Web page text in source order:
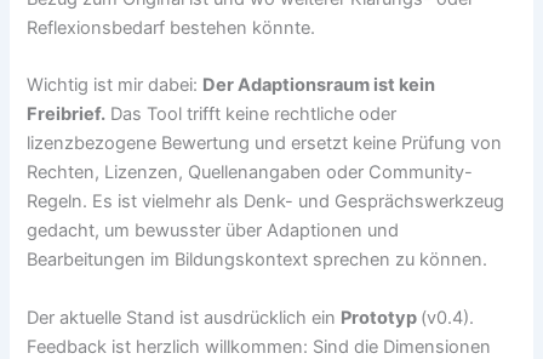
Reflexionsbedarf bestehen könnte.
Wichtig ist mir dabei: Der Adaptionsraum ist kein
Freibrief. Das Tool trifft keine rechtliche oder
lizenzbezogene Bewertung und ersetzt keine Prüfung von
Rechten, Lizenzen, Quellenangaben oder Community-
Regeln. Es ist vielmehr als Denk- und Gesprächswerkzeug
gedacht, um bewusster über Adaptionen und
Bearbeitungen im Bildungskontext sprechen zu können.
Der aktuelle Stand ist ausdrücklich ein Prototyp (v0.4).
Feedback ist herzlich willkommen: Sind die Dimensionen